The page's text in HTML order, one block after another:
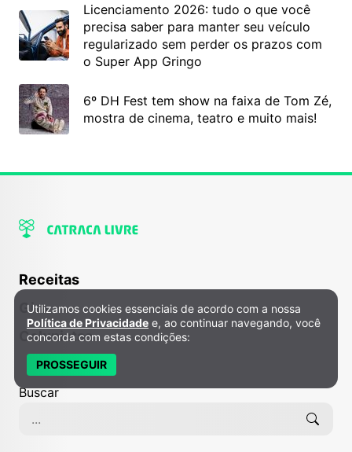
Licenciamento 2026: tudo o que você
precisa saber para manter seu veículo
regularizado sem perder os prazos com
o Super App Gringo
6º DH Fest tem show na faixa de Tom Zé,
mostra de cinema, teatro e muito mais!
Receitas
Gira
Colunistas
Buscar
Política de Privacidade e Cookies
Utilizamos cookies essenciais de acordo com a nossa
Política de Privacidade e, ao continuar navegando, você
concorda com estas condições:
PROSSEGUIR